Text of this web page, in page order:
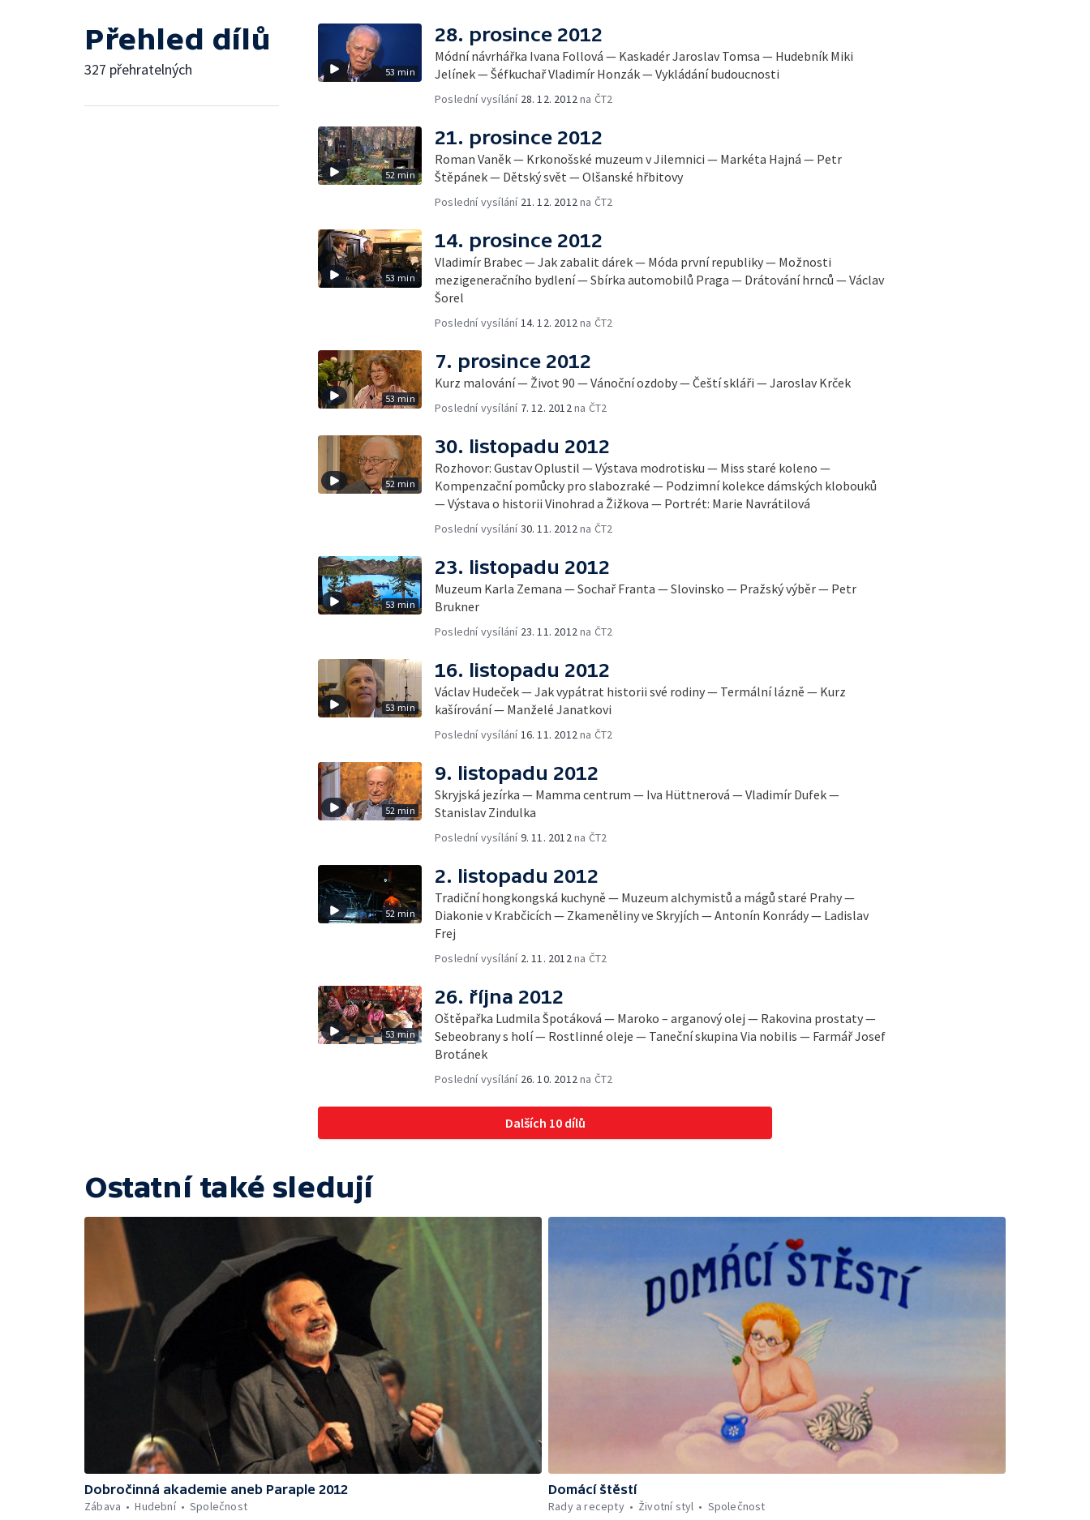
Přehled dílů
327 přehratelných 53 min
28. prosince 2012
Módní návrhářka Ivana Follová — Kaskadér Jaroslav Tomsa — Hudebník Miki
Jelínek — Šéfkuchař Vladimír Honzák — Vykládání budoucnosti
Poslední vysílání 28. 12. 2012na ČT2
52 min
21. prosince 2012
Roman Vaněk — Krkonošské muzeum v Jilemnici — Markéta Hajná — Petr
Štěpánek — Dětský svět — Olšanské hřbitovy
Poslední vysílání 21. 12. 2012na ČT2
53 min
14. prosince 2012
Vladimír Brabec — Jak zabalit dárek — Móda první republiky — Možnosti
mezigeneračního bydlení — Sbírka automobilů Praga — Drátování hrnců — Václav
Šorel
Poslední vysílání14. 12. 2012na ČT2
53 min
7. prosince 2012
Kurz malování — Život 90 — Vánoční ozdoby — Čeští skláři — Jaroslav Krček
Poslední vysílání 7. 12. 2012na ČT2
52 min
30. listopadu 2012
Rozhovor: Gustav Oplustil — Výstava modrotisku — Miss staré koleno —
Kompenzační pomůcky pro slabozraké — Podzimní kolekce dámských klobouků
— Výstava o historii Vinohrad a Žižkova — Portrét: Marie Navrátilová
Poslední vysílání30. 11. 2012na ČT2
53 min
23. listopadu 2012
Muzeum Karla Zemana — Sochař Franta — Slovinsko — Pražský výběr — Petr
Brukner
Poslední vysílání 23. 11. 2012na ČT2
53 min
16. listopadu 2012
Václav Hudeček — Jak vypátrat historii své rodiny — Termální lázně — Kurz
kašírování — Manželé Janatkovi
Poslední vysílání16. 11. 2012na ČT2
52 min
9. listopadu 2012
Skryjská jezírka — Mamma centrum — Iva Hüttnerová — Vladimír Dufek —
Stanislav Zindulka
Poslední vysílání9. 11. 2012na ČT2
52 min
2. listopadu 2012
Tradiční hongkongská kuchyně — Muzeum alchymistů a mágů staré Prahy —
Diakonie v Krabčicích — Zkameněliny ve Skryjích — Antonín Konrády — Ladislav
Frej
Poslední vysílání 2. 11. 2012na ČT2
53 min
26. října 2012
Oštěpařka Ludmila Špotáková — Maroko – arganový olej — Rakovina prostaty —
Sebeobrany s holí — Rostlinné oleje — Taneční skupina Via nobilis — Farmář Josef
Brotánek
Poslední vysílání 26. 10. 2012na ČT2
Dalších 10 dílů
Ostatní také sledují
Dobročinná akademie aneb Paraple 2012
Zábava
Hudební Společnost
Domácí štěstí
Rady a recepty
Životní styl Společnost